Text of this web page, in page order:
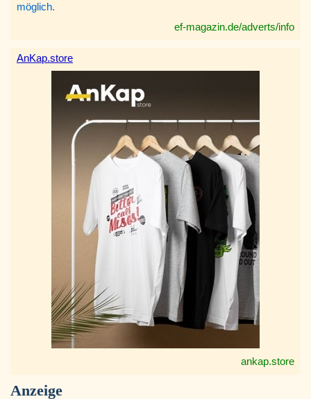
möglich.
ef-magazin.de/adverts/info
AnKap.store
ankap.store
Anzeige